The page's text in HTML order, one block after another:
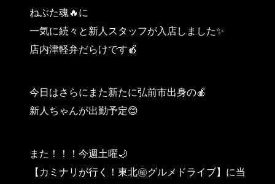
ねぶた魂🔥に
一気に続々と新人スタッフが入店しました✨
店内津軽弁だらけです🍎
今日はさらにまた新たに弘前市出身の🍎
新人ちゃんが出勤予定😊
また！！！今週土曜🌙
【カミナリが行く！東北㊙︎グルメドライブ】に当